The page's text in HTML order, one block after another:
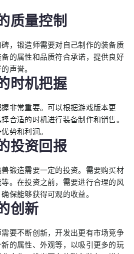
质量控制
，锻造师需要对自己制作的装备质
的属性和品质符合承诺，提供良好
声誉。
时机把握
非常重要。可以根据游戏版本更
合适的时机进行装备制作和销售。
势和利润。
投资回报
锻造需要一定的投资。需要购买材
。在投资之前，需要进行合理的风
保能够获得可观的收益。
创新
要不断创新，开发出更有市场竞争
的属性、外观等，以吸引更多的玩